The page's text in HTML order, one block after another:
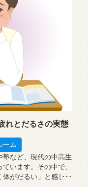
れとだるさの実態
ーム
など、現代の中高生
います。その中で、
体がだるい」と感じて